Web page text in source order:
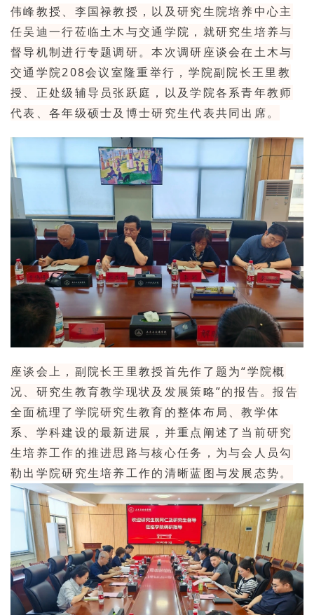
伟峰教授、李国禄教授，以及研究生院培养中心主
任吴迪一行莅临土木与交通学院，就研究生培养与
督导机制进行专题调研。本次调研座谈会在土木与
交通学院208会议室隆重举行，学院副院长王里教
授、正处级辅导员张跃庭，以及学院各系青年教师
代表、各年级硕士及博士研究生代表共同出席。
座谈会上，副院长王里教授首先作了题为“学院概
况、研究生教育教学现状及发展策略”的报告。报告
全面梳理了学院研究生教育的整体布局、教学体
系、学科建设的最新进展，并重点阐述了当前研究
生培养工作的推进思路与核心任务，为与会人员勾
勒出学院研究生培养工作的清晰蓝图与发展态势。